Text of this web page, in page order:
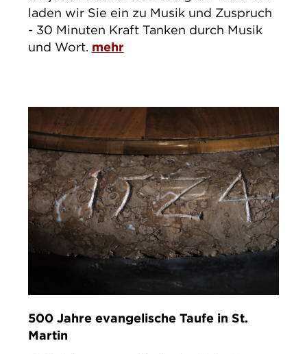
laden wir Sie ein zu Musik und Zuspruch
- 30 Minuten Kraft Tanken durch Musik
und Wort. mehr
500 Jahre evangelische Taufe in St.
Martin